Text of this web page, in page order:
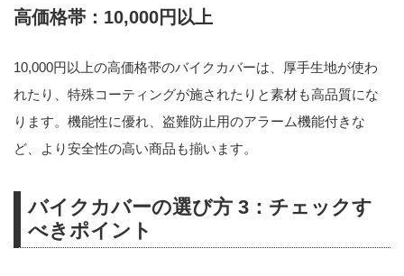
高価格帯：10,000円以上
10,000円以上の高価格帯のバイクカバーは、厚手生地が使わ
れたり、特殊コーティングが施されたりと素材も高品質にな
ります。機能性に優れ、盗難防止用のアラーム機能付きな
ど、より安全性の高い商品も揃います。
バイクカバーの選び方 3：チェックす
べきポイント